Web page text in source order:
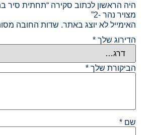
היה הראשון לכתוב סקירה “תחתית סיר
מצויר נהר -2”
האימייל לא יוצג באתר. שדות החובה
הדירוג שלך*
הביקורת שלך*
שם*